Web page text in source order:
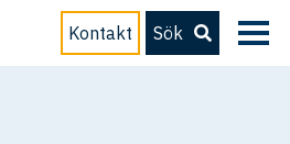
Kontakt Sök